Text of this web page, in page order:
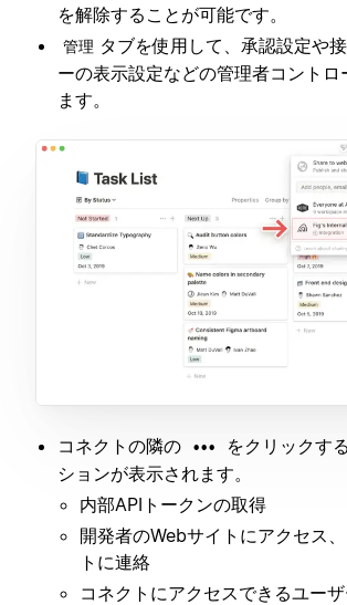
を解除することが可能です。
管理 タブを使用して、承認設定や
ーの表示設定などの管理者コントロ
ます。
コネクトの隣の •••
をクリックす
ションが表示されます。
内部APIトークンの取得
開発者のWebサイトにアクセス
トに連絡
コネクトにアクセスできるユー